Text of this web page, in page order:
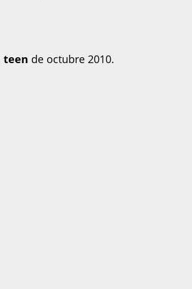
teen de octubre 2010.